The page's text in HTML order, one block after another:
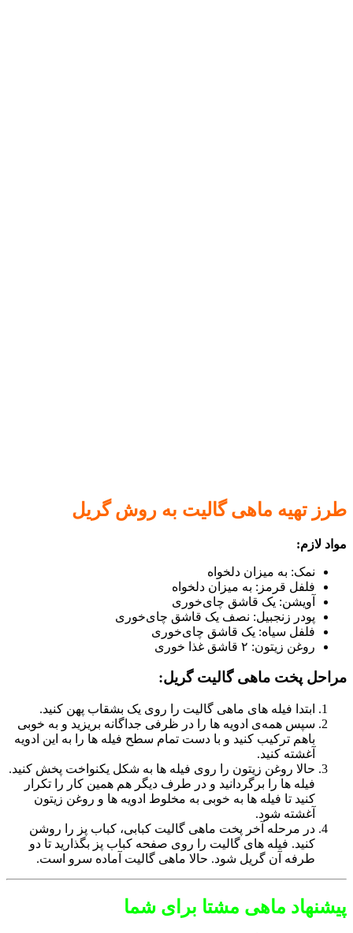
طرز تهیه ماهی گالیت به روش گریل
مواد لازم:
نمک: به میزان دلخواه
فلفل قرمز: به میزان دلخواه
آویشن: یک قاشق چای‌خوری
پودر زنجبیل: نصف یک قاشق چای‌خوری
فلفل سیاه: یک قاشق چای‌خوری
روغن زیتون: ۲ قاشق غذا خوری
مراحل پخت ماهی گالیت گریل:
ابتدا فیله های ماهی گالیت را روی یک بشقاب پهن کنید.
سپس همه‌ی ادویه ها را در ظرفی جداگانه بریزید و به خوبی
باهم ترکیب کنید و با دست تمام سطح فیله ها را به این ادویه
آغشته کنید.
حالا روغن زیتون را روی فیله ها به شکل یکنواخت پخش کنید.
فیله ها را برگردانید و در طرف دیگر هم همین کار را تکرار
کنید تا فیله ها به خوبی به مخلوط ادویه ها و روغن زیتون
آغشته شود.
در مرحله آخر پخت ماهی گالیت کبابی، کباب پز را روشن
کنید. فیله های گالیت را روی صفحه کباب پز بگذارید تا دو
طرفه آن گریل شود. حالا ماهی گالیت آماده سرو است.
پیشنهاد ماهی مشتا برای شما